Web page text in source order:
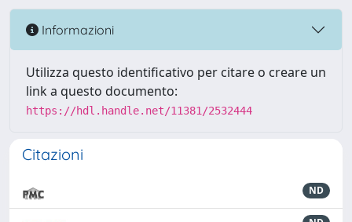
Informazioni
Utilizza questo identificativo per citare o creare un
link a questo documento:
https://hdl.handle.net/11381/2532444
Citazioni
ND